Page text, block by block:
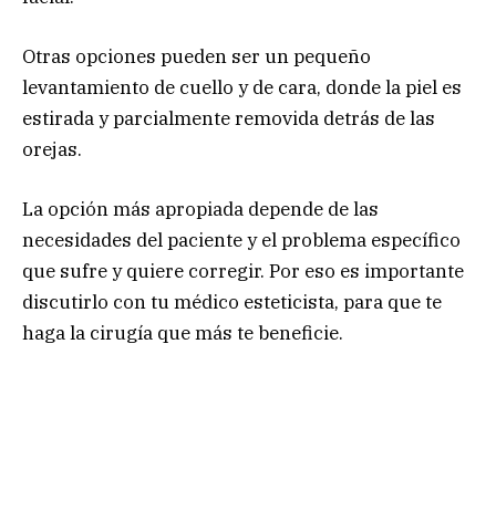
Otras opciones pueden ser un pequeño
levantamiento de cuello y de cara, donde la piel es
estirada y parcialmente removida detrás de las
orejas.
La opción más apropiada depende de las
necesidades del paciente y el problema específico
que sufre y quiere corregir. Por eso es importante
discutirlo con tu médico esteticista, para que te
haga la cirugía que más te beneficie.